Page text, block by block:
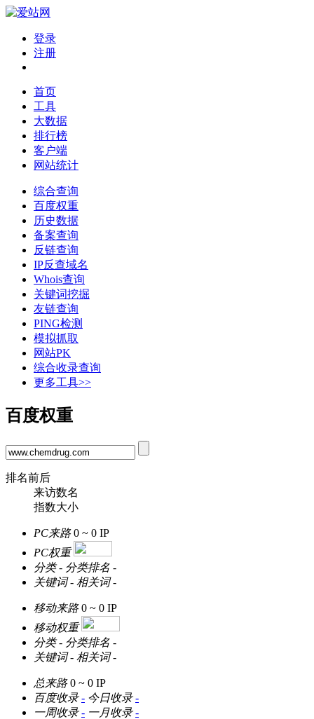
登录
注册
首页
工具
大数据
排行榜
客户端
网站统计
综合查询
百度权重
历史数据
备案查询
反链查询
IP反查域名
Whois查询
关键词挖掘
友链查询
PING检测
模拟抓取
网站PK
综合收录查询
更多工具>>
百度权重
排名前后
来访数名
指数大小
PC来路 0 ~ 0 IP
PC权重
分类 - 分类排名 -
关键词 - 相关词 -
移动来路 0 ~ 0 IP
移动权重
分类 - 分类排名 -
关键词 - 相关词 -
总来路 0 ~ 0 IP
百度收录 - 今日收录 -
一周收录 - 一月收录 -